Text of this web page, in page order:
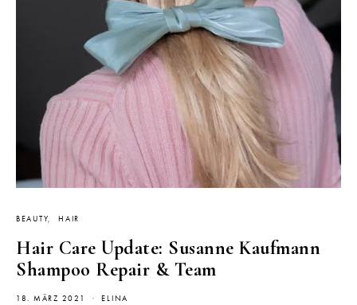
BEAUTY HAIR
Hair Care Update: Susanne Kaufmann
Shampoo Repair & Team
18. MÄRZ 2021 ELINA